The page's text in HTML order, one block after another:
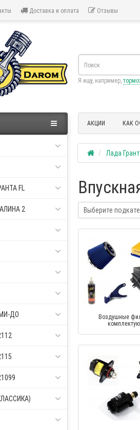
Доставка и оплата Отзывы
Я ищу, например,
АКЦИИ КАК
FL
2
ДО
Лада
Выберите
Воздушные